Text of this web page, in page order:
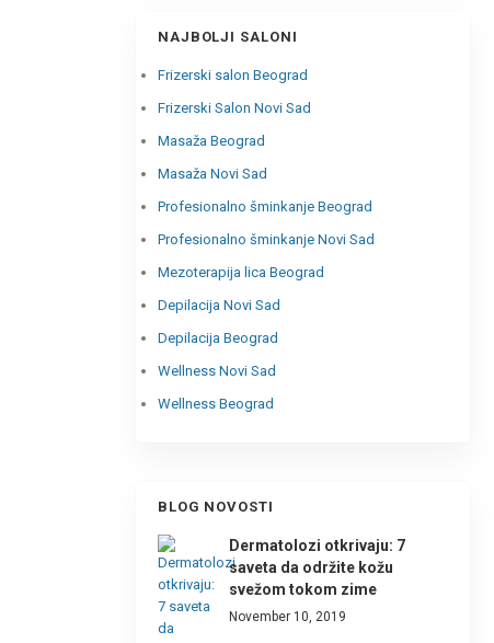
NAJBOLJI SALONI
Frizerski salon Beograd
Frizerski Salon Novi Sad
Masaža Beograd
Masaža Novi Sad
Profesionalno šminkanje Beograd
Profesionalno šminkanje Novi Sad
Mezoterapija lica Beograd
Depilacija Novi Sad
Depilacija Beograd
Wellness Novi Sad
Wellness Beograd
BLOG NOVOSTI
Dermatolozi otkrivaju: 7
saveta da održite kožu
svežom tokom zime
November 10, 2019